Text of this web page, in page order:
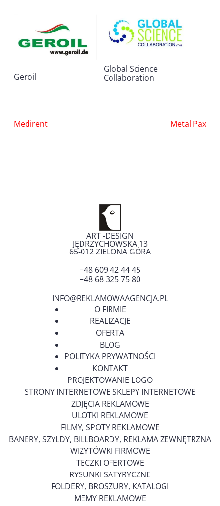
Geroil
Global Science
Collaboration
Nawigacja
Medirent Metal Pax
ART -DESIGN
JĘDRZYCHOWSKA 13
65-012ZIELONA GÓRA
+48 609 42 44 45
+48 68 325 75 80
INFO@REKLAMOWAAGENCJA.PL
O FIRMIE
REALIZACJE
OFERTA
BLOG
POLITYKA PRYWATNOŚCI
KONTAKT
PROJEKTOWANIE LOGO
STRONY INTERNETOWE SKLEPY INTERNETOWE
ZDJĘCIA REKLAMOWE
ULOTKI REKLAMOWE
FILMY, SPOTY REKLAMOWE
BANERY, SZYLDY, BILLBOARDY, REKLAMA ZEWNĘTRZNA
WIZYTÓWKI FIRMOWE
TECZKI OFERTOWE
RYSUNKI SATYRYCZNE
FOLDERY, BROSZURY, KATALOGI
MEMY REKLAMOWE